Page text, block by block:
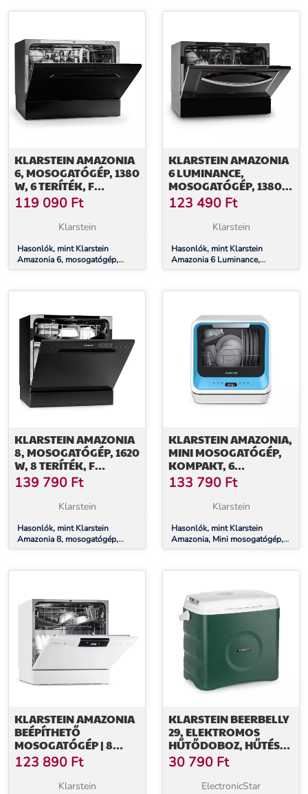
KLARSTEIN AMAZONIA
6, MOSOGATÓGÉP, 1380
W, 6 TERÍTÉK, F
ENERGIAHATÉKONYSÁGI
OSZTÁLY, 49 DB,
NYOMÓGOMBOS
119 090 Ft
Klarstein
Hasonlók, mint Klarstein
Amazonia 6, mosogatógép,
1380 W, 6 teríték, F
dB, nyomógombos vezérlés
KLARSTEIN AMAZONIA
6 LUMINANCE,
MOSOGATÓGÉP, 1380
W, 6 TERÍTÉK, F
ENERGIAHATÉKONYSÁGI
123 490 Ft
Klarstein
Hasonlók, mint Klarstein
Amazonia 6 Luminance,
mosogatógép, 1380 W, 6
osztály
KLARSTEIN AMAZONIA
8, MOSOGATÓGÉP, 1620
W, 8 TERÍTÉK, F
ENERGIHATÉKONYSÁGI
OSZTÁLY, 49 DB
139 790 Ft
Klarstein
Hasonlók, mint Klarstein
Amazonia 8, mosogatógép,
1620 W, 8 teríték, F
dB
KLARSTEIN AMAZONIA,
MINI MOSOGATÓGÉP,
KOMPAKT, 6
PROGRAM,
HORDOZHATÓ
133 790 Ft
Klarstein
Hasonlók, mint Klarstein
Amazonia, Mini mosogatógép,
Kompakt, 6 program,
KLARSTEIN AMAZONIA
BEÉPÍTHETŐ
MOSOGATÓGÉP | 8
PROGRAM | AQUA-
STOP TECHNOLÓGIA |
1620 W | 55 CM
123 890 Ft
Klarstein
KLARSTEIN BEERBELLY
29, ELEKTROMOS
HŰTŐDOBOZ, HŰTÉS
ÉS HŐMEGTARTÓ
FUNKCIÓ, USB PORT,
ECO ÜZEMMÓD
30 790 Ft
ElectronicStar